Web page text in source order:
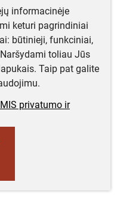
informacinėje
keturi pagrindiniai
būtinieji, funkciniai,
toliau Jūs
Taip pat galite
privatumo ir